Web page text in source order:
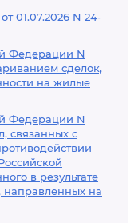
01.07.2026 N 24-
Федерации N
сделок,
на жилые
Федерации N
связанных с
в результате
направленных на